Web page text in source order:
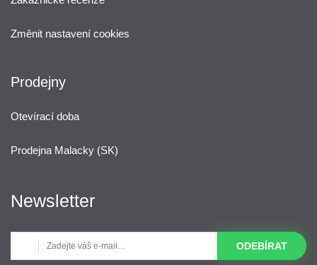
Změnit nastavení cookies
Prodejny
Otevírací doba
Prodejna Malacky (SK)
Newsletter
ODEBÍRAT